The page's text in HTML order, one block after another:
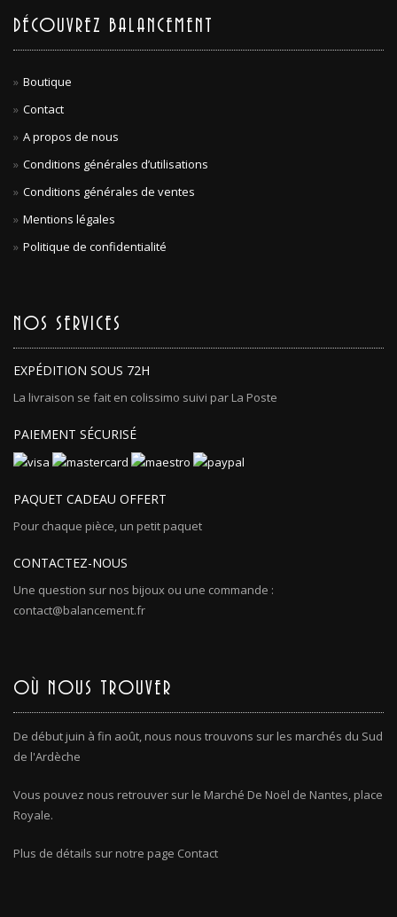
DÉCOUVREZ BALANCEMENT
Boutique
Contact
A propos de nous
Conditions générales d’utilisations
Conditions générales de ventes
Mentions légales
Politique de confidentialité
NOS SERVICES
EXPÉDITION SOUS 72H
La livraison se fait en colissimo suivi par La Poste
PAIEMENT SÉCURISÉ
PAQUET CADEAU OFFERT
Pour chaque pièce, un petit paquet
CONTACTEZ-NOUS
Une question sur nos bijoux ou une commande :
contact@balancement.fr
OÙ NOUS TROUVER
De début juin à fin août, nous nous trouvons sur les marchés du Sud
de l'Ardèche
Vous pouvez nous retrouver sur le Marché De Noël de Nantes, place
Royale.
Plus de détails sur notre page Contact